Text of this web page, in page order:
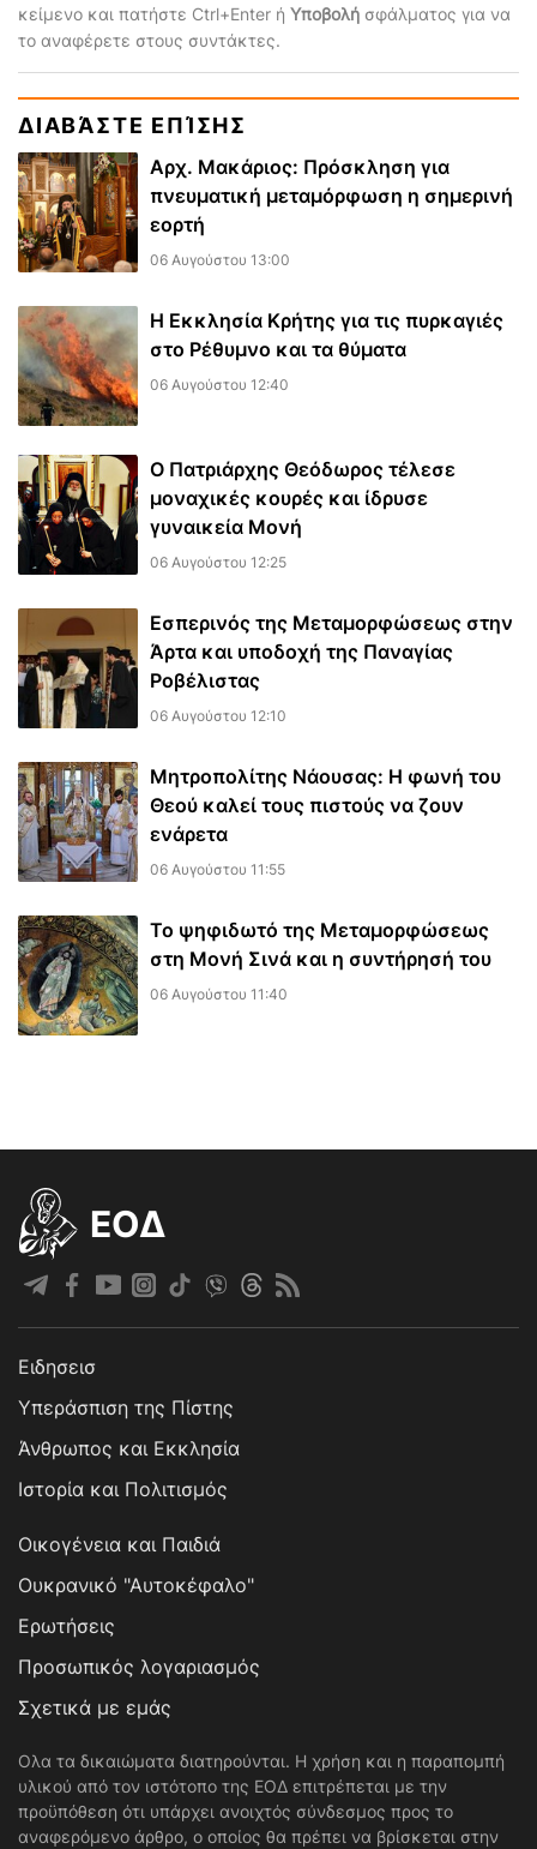
κείμενο και πατήστε Ctrl+Enter ή Υποβολή σφάλματος για να
το αναφέρετε στους συντάκτες.
ΔΙΑΒΆΣΤΕ ΕΠΊΣΗΣ
Αρχ. Μακάριος: Πρόσκληση για
πνευματική μεταμόρφωση η σημερινή
εορτή
06 Αυγούστου 13:00
Η Εκκλησία Κρήτης για τις πυρκαγιές
στο Ρέθυμνο και τα θύματα
06 Αυγούστου 12:40
Ο Πατριάρχης Θεόδωρος τέλεσε
μοναχικές κουρές και ίδρυσε
γυναικεία Μονή
06 Αυγούστου 12:25
Εσπερινός της Μεταμορφώσεως στην
Άρτα και υποδοχή της Παναγίας
Ροβέλιστας
06 Αυγούστου 12:10
Μητροπολίτης Νάουσας: Η φωνή του
Θεού καλεί τους πιστούς να ζουν
ενάρετα
06 Αυγούστου 11:55
Το ψηφιδωτό της Μεταμορφώσεως
στη Μονή Σινά και η συντήρησή του
06 Αυγούστου 11:40
EOΔ
Ειδησεισ
Υπεράσπιση της Πίστης
Άνθρωπος και Εκκλησία
Ιστορία και Πολιτισμός
Οικογένεια και Παιδιά
Ουκρανικό "Αυτοκέφαλο"
Ερωτήσεις
Προσωπικός λογαριασμός
Σχετικά με εμάς
Ολα τα δικαιώματα διατηρούνται. Η χρήση και η παραπομπή
υλικού από τον ιστότοπο της ΕΟΔ επιτρέπεται με την
προϋπόθεση ότι υπάρχει ανοιχτός σύνδεσμος προς το
αναφερόμενο άρθρο, ο οποίος θα πρέπει να βρίσκεται στην